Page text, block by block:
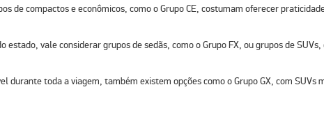
de compactos e econômicos, como oGrupo CE, costumam oferecer
estado, vale considerargrupos de sedãs, como oGrupo FX, ougrupos de SUVs,
durante toda a viagem, também existem opções como oGrupo GX, com SUVs